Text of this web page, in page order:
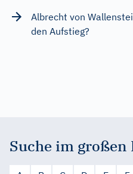
Albrecht von
den Aufstieg?
Suche im großen